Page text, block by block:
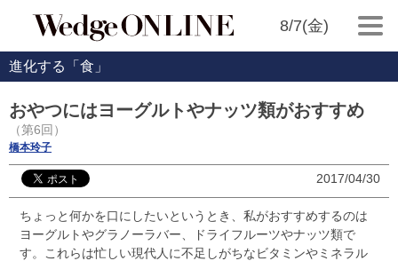
8/7(金)
進化する「食」
おやつにはヨーグルトやナッツ類がおすすめ
（第6回）
橋本玲子
2017/04/30
ちょっと何かを口にしたいというとき、私がおすすめするのは
ヨーグルトやグラノーラバー、ドライフルーツやナッツ類で
す。これらは忙しい現代人に不足しがちなビタミンやミネラル